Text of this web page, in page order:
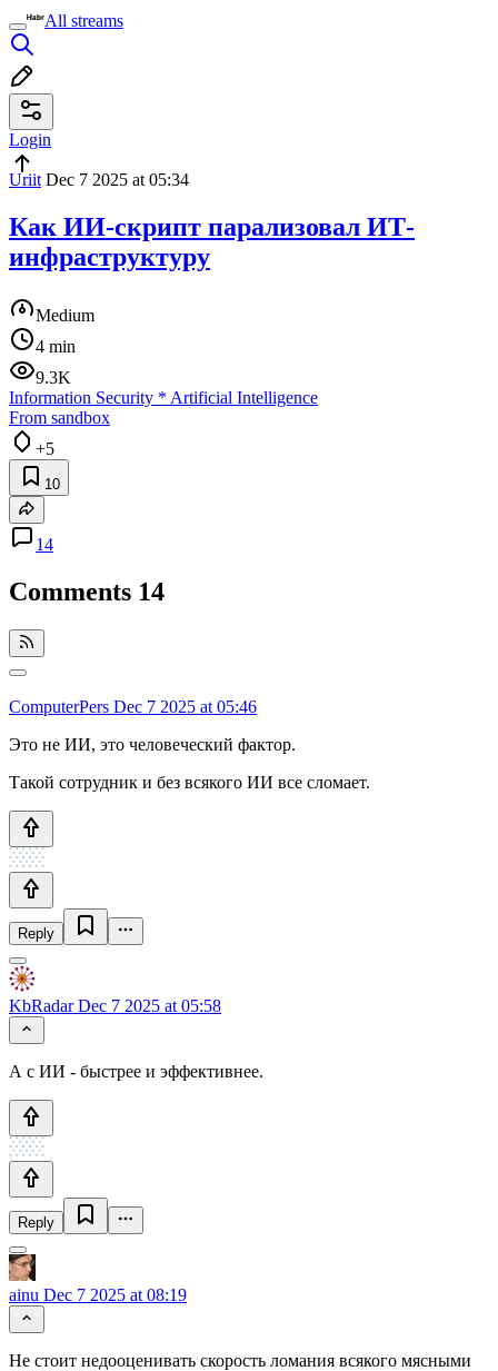
All streams
Login
Uriit Dec 7 2025 at 05:34
Как ИИ-скрипт парализовал ИТ-
инфраструктуру
Medium
4 min
9.3K
Information Security * Artificial Intelligence
From sandbox
+5
10
14
Comments 14
ComputerPers Dec 7 2025 at 05:46
Это не ИИ, это человеческий фактор.
Такой сотрудник и без всякого ИИ все сломает.
Reply
KbRadarDec 7 2025 at 05:58
А с ИИ - быстрее и эффективнее.
Reply
ainu Dec 7 2025 at 08:19
Не стоит недооценивать скорость ломания всякого мясными